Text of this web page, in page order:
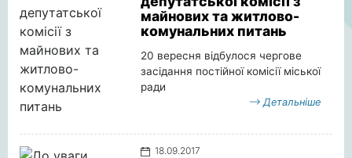
майнових та житлово-
комунальних питань
20 вересня відбулося чергове
засідання постійної комісії міської
ради
Детальніше
18.09.2017